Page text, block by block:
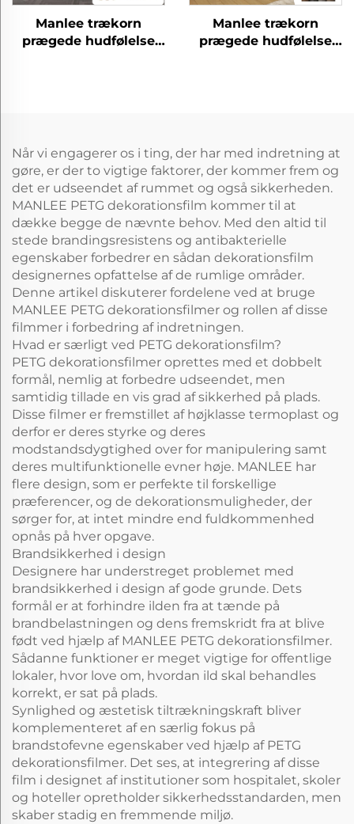
Manlee trækorn
prægede hudfølelse
Manlee trækorn
prægede hudfølelse
Når vi engagerer os i ting, der har med indretning at
gøre, er der to vigtige faktorer, der kommer frem og
det er udseendet af rummet og også sikkerheden.
MANLEE PETG dekorationsfilm kommer til at
dække begge de nævnte behov. Med den altid til
stede brandingsresistens og antibakterielle
egenskaber forbedrer en sådan dekorationsfilm
designernes opfattelse af de rumlige områder.
Denne artikel diskuterer fordelene ved at bruge
MANLEE PETG dekorationsfilmer og rollen af disse
filmmer i forbedring af indretningen.
Hvad er særligt ved PETG dekorationsfilm?
PETG dekorationsfilmer oprettes med et dobbelt
formål, nemlig at forbedre udseendet, men
samtidig tillade en vis grad af sikkerhed på plads.
Disse filmer er fremstillet af højklasse termoplast og
derfor er deres styrke og deres
modstandsdygtighed over for manipulering samt
deres multifunktionelle evner høje. MANLEE har
flere design, som er perfekte til forskellige
præferencer, og de dekorationsmuligheder, der
sørger for, at intet mindre end fuldkommenhed
opnås på hver opgave.
Brandsikkerhed i design
Designere har understreget problemet med
brandsikkerhed i design af gode grunde. Dets
formål er at forhindre ilden fra at tænde på
brandbelastningen og dens fremskridt fra at blive
født ved hjælp af MANLEE PETG dekorationsfilmer.
Sådanne funktioner er meget vigtige for offentlige
lokaler, hvor love om, hvordan ild skal behandles
korrekt, er sat på plads.
Synlighed og æstetisk tiltrækningskraft bliver
komplementeret af en særlig fokus på
brandstofevne egenskaber ved hjælp af PETG
dekorationsfilmer. Det ses, at integrering af disse
film i designet af institutioner som hospitalet, skoler
og hoteller opretholder sikkerhedsstandarden, men
skaber stadig en fremmende miljø.